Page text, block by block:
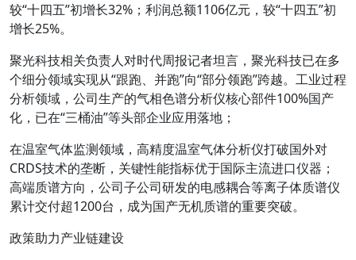
较“十四五”初增长32%；利润总额1106亿元，较“十四五”初
增长25%。
聚光科技相关负责人对时代周报记者坦言，聚光科技已在多
个细分领域实现从“跟跑、并跑”向“部分领跑”跨越。工业过程
分析领域，公司生产的气相色谱分析仪核心部件100%国产
化，已在“三桶油”等头部企业应用落地；
在温室气体监测领域，高精度温室气体分析仪打破国外对
CRDS技术的垄断，关键性能指标优于国际主流进口仪器；
高端质谱方向，公司子公司研发的电感耦合等离子体质谱仪
累计交付超1200台，成为国产无机质谱的重要突破。
政策助力产业链建设